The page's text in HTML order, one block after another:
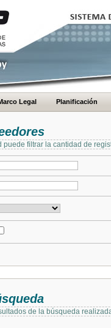
Legal Planificación
puede filtrar la cantidad de
de la búsqueda